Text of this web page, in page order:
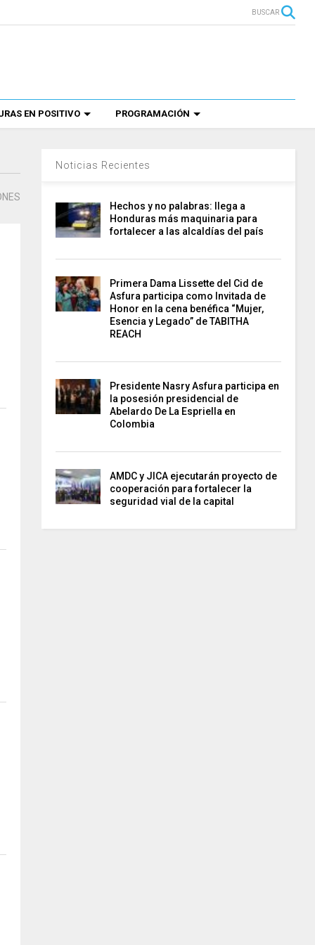
BUSCAR
EN POSITIVO PROGRAMACIÓN
Noticias Recientes
Hechos y no palabras: llega a
Honduras más maquinaria para
fortalecer a las alcaldías del país
Primera Dama Lissette del Cid de
Asfura participa como Invitada de
Honor en la cena benéfica “Mujer,
Esencia y Legado” de TABITHA
REACH
Presidente Nasry Asfura participa en
la posesión presidencial de
Abelardo De La Espriella en
Colombia
AMDC y JICA ejecutarán proyecto de
cooperación para fortalecer la
seguridad vial de la capital